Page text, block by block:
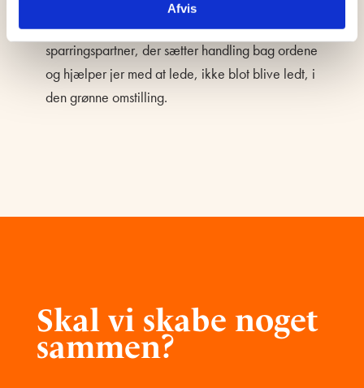
Afvis
rådgivere får I mere end støtte – I får en
sparringspartner, der sætter handling bag ordene
og hjælper jer med at lede, ikke blot blive ledt, i
den grønne omstilling.
Skal vi skabe noget
sammen?